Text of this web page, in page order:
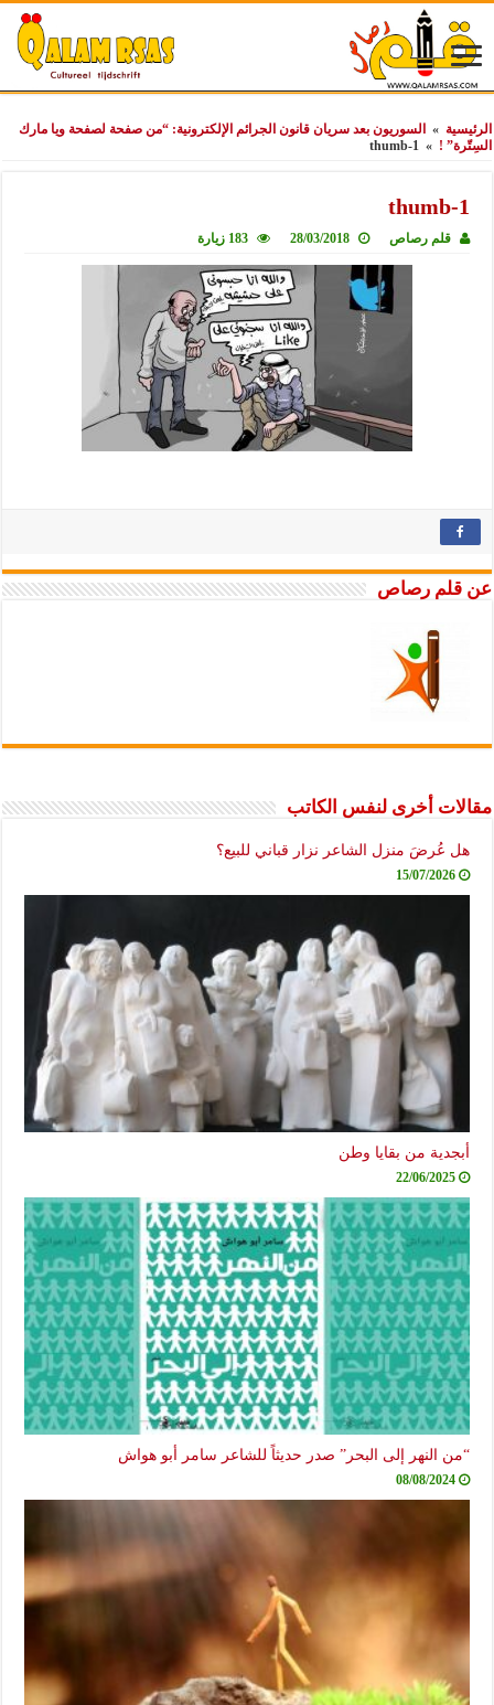
الرئيسية »
السوريون بعد سريان قانون الجرائم الإلكترونية: “من صفحة لصفحة ويا مارك
السِتّرة” ! »
thumb-1
thumb-1
قلم رصاص 28/03/2018 183 زيارة
عن قلم رصاص
مقالات أخرى لنفس الكاتب
هل عُرضَ منزل الشاعر نزار قباني للبيع؟
15/07/2026
أبجدية من بقايا وطن
22/06/2025
“من النهر إلى البحر” صدر حديثاً للشاعر سامر أبو هواش
08/08/2024